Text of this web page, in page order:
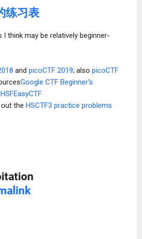
练习表
think may be relatively beginner-
and picoCTF 2019; also picoCTF
Google CTF Beginner’s
EasyCTF
the HSCTF3 practice problems